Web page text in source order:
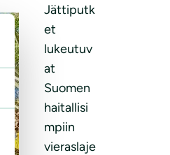
Jättiputk
et
lukeutuv
at
Suomen
haitallisi
mpiin
vieraslaje